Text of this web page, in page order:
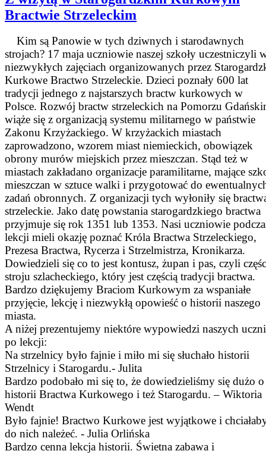
Bractwie Strzeleckim
Kim są Panowie w tych dziwnych i starodawnych
strojach? 17 maja uczniowie naszej szkoły uczestniczyli
niezwykłych zajęciach organizowanych przez
Kurkowe Bractwo Strzeleckie. Dzieci poznały 600 lat
tradycji jednego z najstarszych bractw kurkowych w
Polsce. Rozwój bractw strzeleckich na Pomorzu
wiąże się z organizacją systemu militarnego w państwie
Zakonu Krzyżackiego. W krzyżackich miastach
zaprowadzono, wzorem miast niemieckich, obowiązek
obrony murów miejskich przez mieszczan. Stąd też w
miastach zakładano organizacje paramilitarne, mające
mieszczan w sztuce walki i przygotować do
zadań obronnych. Z organizacji tych wyłoniły się
strzeleckie. Jako datę powstania starogardzkiego bractwa
przyjmuje się rok 1351 lub 1353. Nasi uczniowie
lekcji mieli okazję poznać Króla Bractwa Strzeleckiego,
Prezesa Bractwa, Rycerza i Strzelmistrza, Kronikarza.
Dowiedzieli się co to jest kontusz, żupan i pas, czyli
stroju szlacheckiego, który jest częścią tradycji bractwa.
Bardzo dziękujemy Braciom Kurkowym za wspaniałe
przyjęcie, lekcję i niezwykłą opowieść o historii naszego
miasta.
A niżej prezentujemy niektóre wypowiedzi naszych
po lekcji:
Na strzelnicy było fajnie i miło mi się słuchało historii
Strzelnicy i Starogardu.- Julita
Bardzo podobało mi się to, że dowiedzieliśmy się dużo o
historii Bractwa Kurkowego i też Starogardu. – Wiktoria
Wendt
Było fajnie! Bractwo Kurkowe jest wyjątkowe i
do nich należeć. - Julia Orlińska
Bardzo cenna lekcja historii. Świetna zabawa i